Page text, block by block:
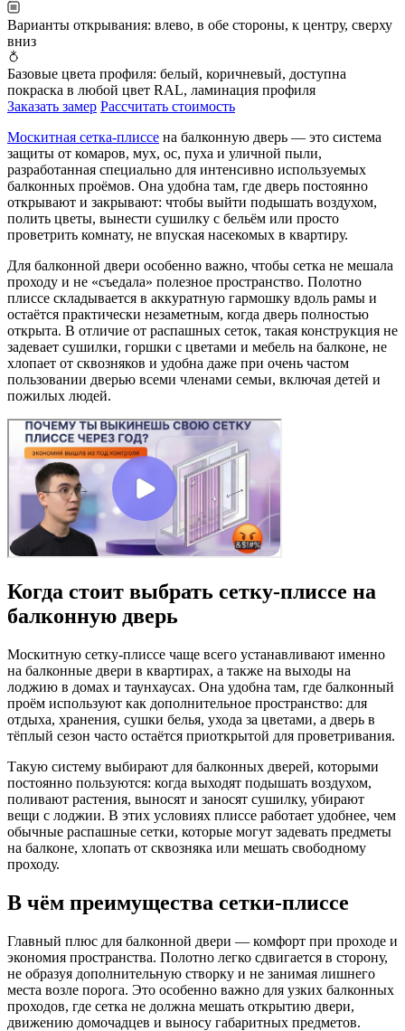
Варианты открывания: влево, в обе стороны, к центру, сверху
вниз
Базовые цвета профиля: белый, коричневый, доступна
покраска в любой цвет RAL, ламинация профиля
Заказать замер Рассчитать стоимость
Москитная сетка‑плиссе на балконную дверь — это система
защиты от комаров, мух, ос, пухa и уличной пыли,
разработанная специально для интенсивно используемых
балконных проёмов. Она удобна там, где дверь постоянно
открывают и закрывают: чтобы выйти подышать воздухом,
полить цветы, вынести сушилку с бельём или просто
проветрить комнату, не впуская насекомых в квартиру.
Для балконной двери особенно важно, чтобы сетка не мешала
проходу и не «съедала» полезное пространство. Полотно
плиссе складывается в аккуратную гармошку вдоль рамы и
остаётся практически незаметным, когда дверь полностью
открыта. В отличие от распашных сеток, такая конструкция не
задевает сушилки, горшки с цветами и мебель на балконе, не
хлопает от сквозняков и удобна даже при очень частом
пользовании дверью всеми членами семьи, включая детей и
пожилых людей.
Когда стоит выбрать сетку‑плиссе на
балконную дверь
Москитную сетку-плиссе чаще всего устанавливают именно
на балконные двери в квартирах, а также на выходы на
лоджию в домах и таунхаусах. Она удобна там, где балконный
проём используют как дополнительное пространство: для
отдыха, хранения, сушки белья, ухода за цветами, а дверь в
тёплый сезон часто остаётся приоткрытой для проветривания.
Такую систему выбирают для балконных дверей, которыми
постоянно пользуются: когда выходят подышать воздухом,
поливают растения, выносят и заносят сушилку, убирают
вещи с лоджии. В этих условиях плиссе работает удобнее, чем
обычные распашные сетки, которые могут задевать предметы
на балконе, хлопать от сквозняка или мешать свободному
проходу.
В чём преимущества сетки-плиссе
Главный плюс для балконной двери — комфорт при проходе и
экономия пространства. Полотно легко сдвигается в сторону,
не образуя дополнительную створку и не занимая лишнего
места возле порога. Это особенно важно для узких балконных
проходов, где сетка не должна мешать открытию двери,
движению домочадцев и выносу габаритных предметов.